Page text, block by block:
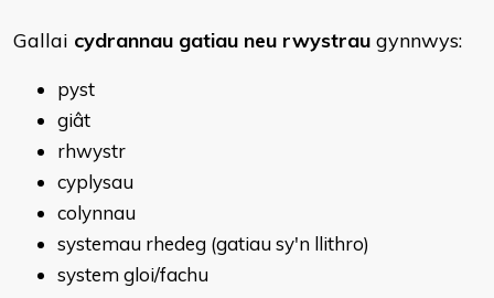
​Gallai cydrannau gatiau neu rwystrau gynnwys:
pyst
giât
rhwystr
cyplysau
colynnau
systemau rhedeg (gatiau sy'n llithro)
system gloi/fachu